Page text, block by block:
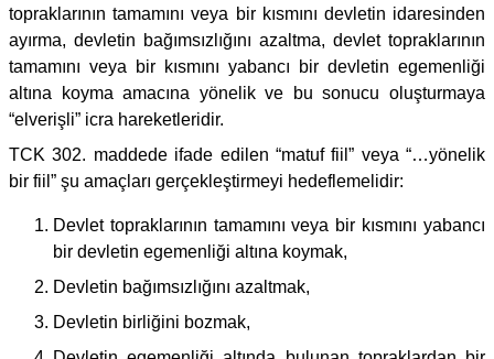
topraklarının tamamını veya bir kısmını devletin idaresinden
ayırma, devletin bağımsızlığını azaltma, devlet topraklarının
tamamını veya bir kısmını yabancı bir devletin egemenliği
altına koyma amacına yönelik ve bu sonucu oluşturmaya
“elverişli” icra hareketleridir.
TCK 302. maddede ifade edilen “matuf fiil” veya “…yönelik
bir fiil” şu amaçları gerçekleştirmeyi hedeflemelidir:
Devlet topraklarının tamamını veya bir kısmını yabancı
bir devletin egemenliği altına koymak,
Devletin bağımsızlığını azaltmak,
Devletin birliğini bozmak,